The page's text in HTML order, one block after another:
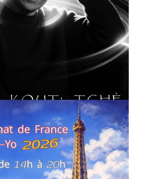
: Jean Luc ALGER